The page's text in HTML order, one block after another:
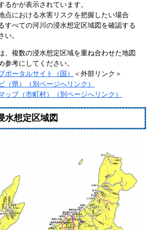
るかが表示されています。
点における水害リスクを把握したい場合
すべての河川の浸水想定区域図を確認する
い。
、複数の浸水想定区域を重ね合わせた地図
参考にしてください。
ポータルサイト（国）
＜外部リンク＞
（県）（別ページへリンク）
ップ（市町村）（別ページへリンク）
想定区域図